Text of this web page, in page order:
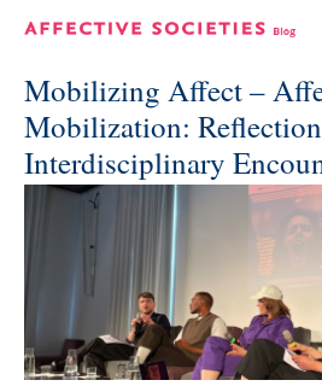
Mobilizing Affect –
Mobilization:
Interdisciplinary